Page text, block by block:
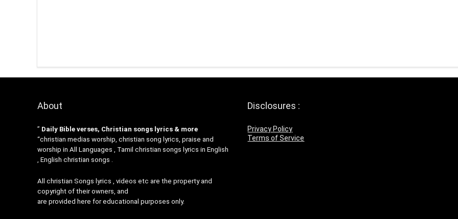
About
” Daily Bible verses, Christian songs lyrics & more
“christian medias worship, christian song lyrics, praise and
worship in All Languages , Tamil christian songs lyrics in English
, English christian songs .
All christian Songs lyrics , videos etc are the property and
copyright of their owners, and
are provided here for educational purposes only.
Disclosures :
Privacy Policy
Terms of Service